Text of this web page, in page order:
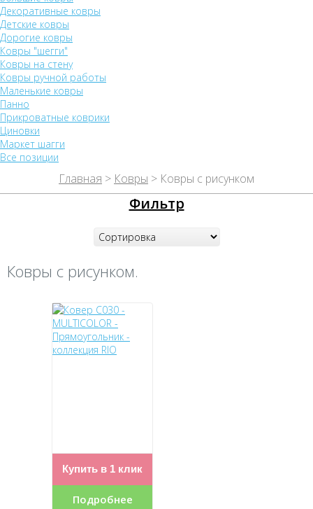
Декоративные ковры
Детские ковры
Дорогие ковры
Ковры "шегги"
Ковры на стену
Ковры ручной работы
Маленькие ковры
Панно
Прикроватные коврики
Циновки
Маркет шагги
Все позиции
Главная > Ковры > Ковры с рисунком
Фильтр
Ковры с рисунком.
Купить в 1 клик
Подробнее